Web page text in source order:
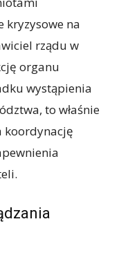
kryzysowe na
rządu w
organu
wystąpienia
to właśnie
koordynację